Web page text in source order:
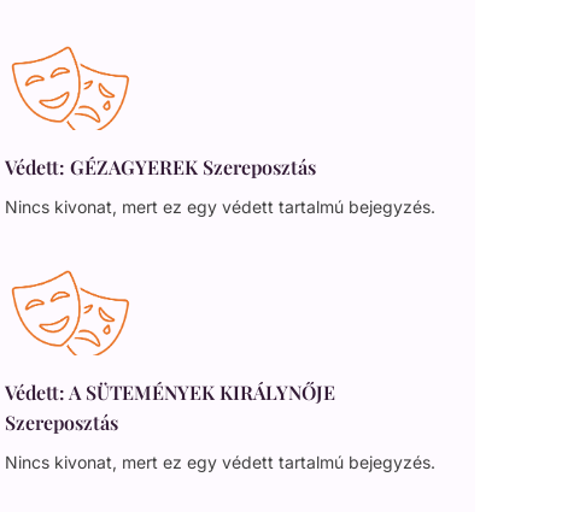
Védett: GÉZAGYEREK Szereposztás
Nincs kivonat, mert ez egy védett tartalmú bejegyzés.
Védett: A SÜTEMÉNYEK KIRÁLYNŐJE
Szereposztás
Nincs kivonat, mert ez egy védett tartalmú bejegyzés.